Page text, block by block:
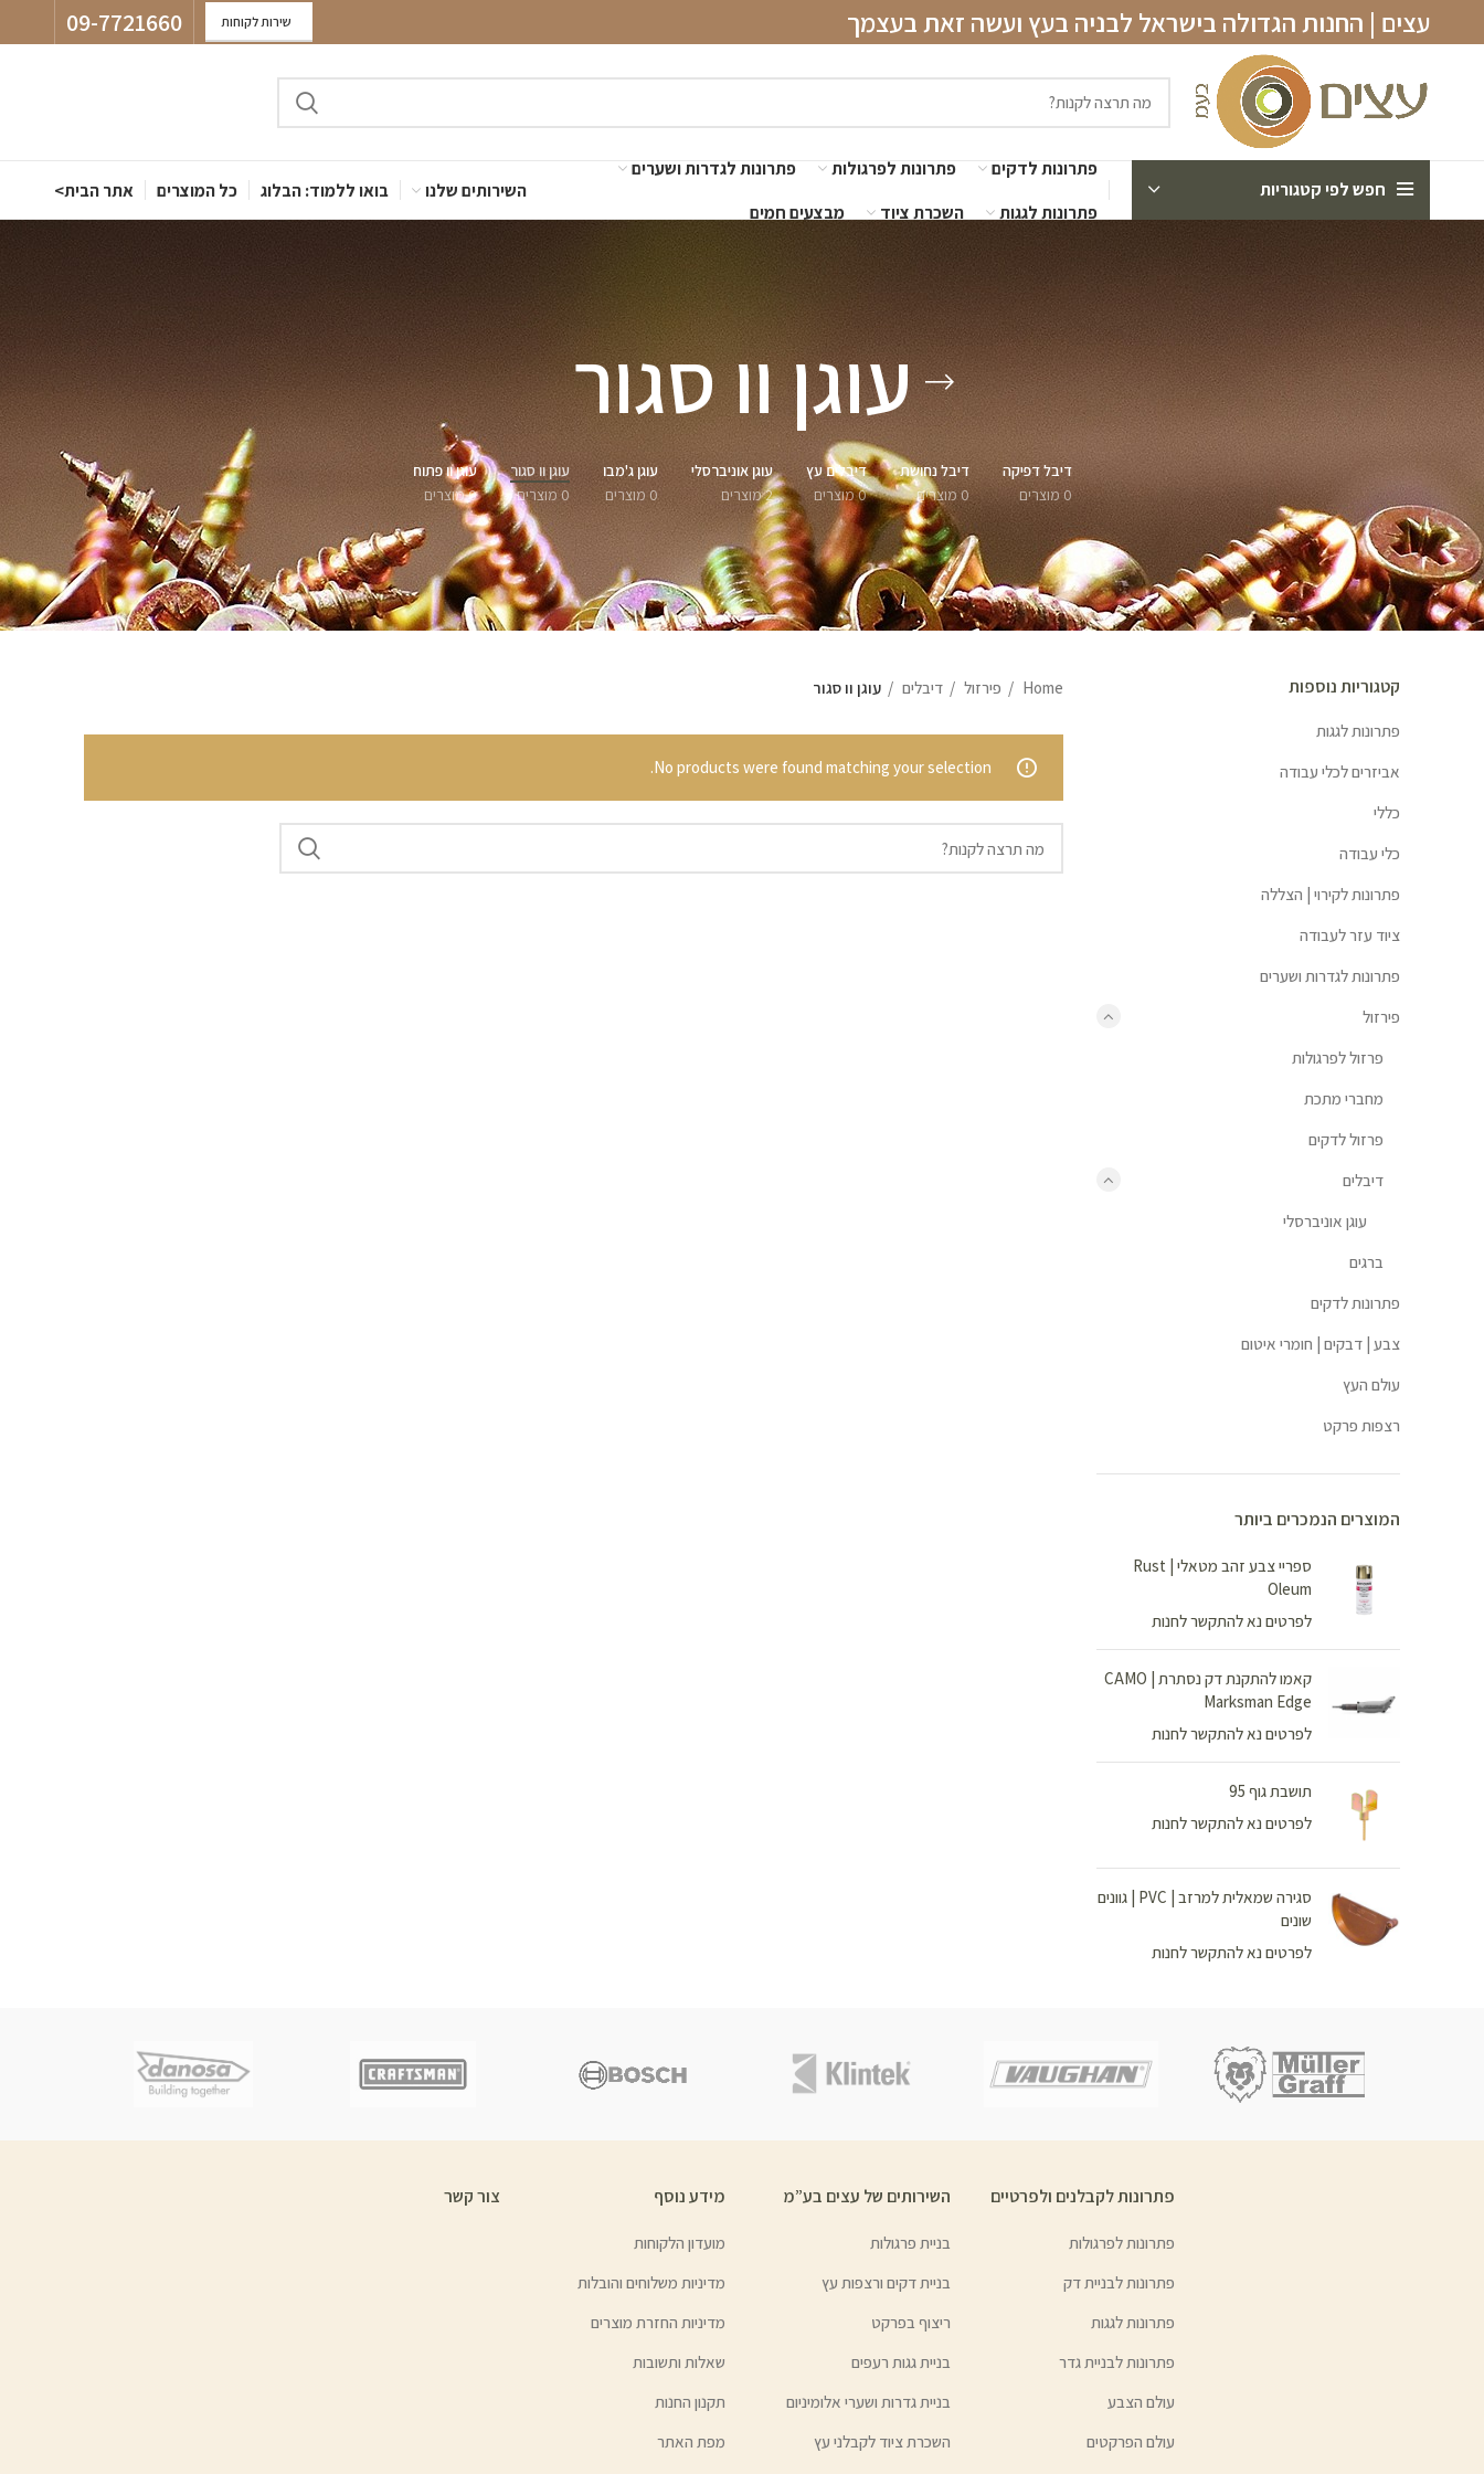
עצים | החנות הגדולה בישראל לבניה בעץ ועשה זאת בעצמך שירות לקוחות 09-7721660
חפש לפי קטגוריות
פתרונות לדקים פתרונות לפרגולות
פתרונות לגדרות ושערים
פתרונות לגגות
השכרת ציוד מבצעים חמים
השירותים שלנו בואו ללמוד: הבלוג כל המוצרים אתר הבית>
עוגן וו סגור
דיבל דפיקה
0 מוצרים
דיבל נחושת
0 מוצרים
דיבלים עץ
0 מוצרים
עוגן אוניברסלי
2 מוצרים
עוגן ג'מבו
0 מוצרים
עוגן וו סגור
0 מוצרים
עוגן וו פתוח
0 מוצרים
קטגוריות נוספות
פתרונות לגגות
אביזרים לכלי עבודה
כללי
כלי עבודה
פתרונות לקירוי | הצללה
ציוד עזר לעבודה
פתרונות לגדרות ושערים
פירזול
פרזול לפרגולות
מחברי מתכת
פרזול לדקים
דיבלים
עוגן אוניברסלי
ברגים
פתרונות לדקים
צבע | דבקים | חומרי איטום
עולם העץ
רצפות פרקט
המוצרים הנמכרים ביותר
ספריי צבע זהב מטאלי | Rust
Oleum
לפרטים נא להתקשר לחנות
קאמו להתקנת דק נסתרת | CAMO
Marksman Edge
לפרטים נא להתקשר לחנות
תושבת גוף 95
לפרטים נא להתקשר לחנות
סגירה שמאלית למרזב | PVC | גוונים
שונים
לפרטים נא להתקשר לחנות
Home פירזול דיבלים עוגן וו סגור
No products were found matching your selection.
פתרונות לקבלנים ולפרטיים
פתרונות לפרגולות
פתרונות לבניית דק
פתרונות לגגות
פתרונות לבניית גדר
עולם הצבע
עולם הפרקטים
השירותים של עצים בע”מ
בניית פרגולות
בניית דקים ורצפות עץ
ריצוף בפרקט
בניית גגות רעפים
בניית גדרות ושערי אלומיניום
השכרת ציוד לקבלני עץ
מידע נוסף
מועדון הלקוחות
מדיניות משלוחים והובלות
מדיניות החזרת מוצרים
שאלות ותשובות
תקנון החנות
מפת האתר
צור קשר